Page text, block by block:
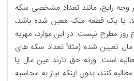
وجه رایج، مانند تعداد مشخصی سکه
یا یک قطعه ملک معین شده باشد،
مطرح نیست. در این موارد، مهریه
تعیین شده (مثلاً تعداد سکه های
است. ورثه حق دارند عین مال یا
کنند، بدون اینکه نیاز به محاسبه